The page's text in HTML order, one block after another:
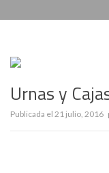
Urnas y
Publicada el 21 julio, 2016